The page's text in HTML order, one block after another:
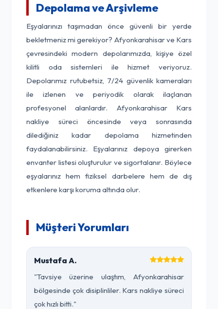
Depolama ve Arşivleme
Eşyalarınızı taşımadan önce güvenli bir yerde
bekletmeniz mi gerekiyor? Afyonkarahisar ve Kars
çevresindeki modern depolarımızda, kişiye özel
kilitli oda sistemleri ile hizmet veriyoruz.
Depolarımız rutubetsiz, 7/24 güvenlik kameraları
ile izlenen ve periyodik olarak ilaçlanan
profesyonel alanlardır. Afyonkarahisar Kars
nakliye süreci öncesinde veya sonrasında
dilediğiniz kadar depolama hizmetinden
faydalanabilirsiniz. Eşyalarınız depoya girerken
envanter listesi oluşturulur ve sigortalanır. Böylece
eşyalarınız hem fiziksel darbelere hem de dış
etkenlere karşı koruma altında olur.
Müşteri Yorumları
Mustafa A.
"Tavsiye üzerine ulaştım, Afyonkarahisar
bölgesinde çok disiplinliler. Kars nakliye süreci
çok hızlı bitti."